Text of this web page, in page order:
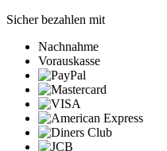
Sicher bezahlen mit
Nachnahme
Vorauskasse